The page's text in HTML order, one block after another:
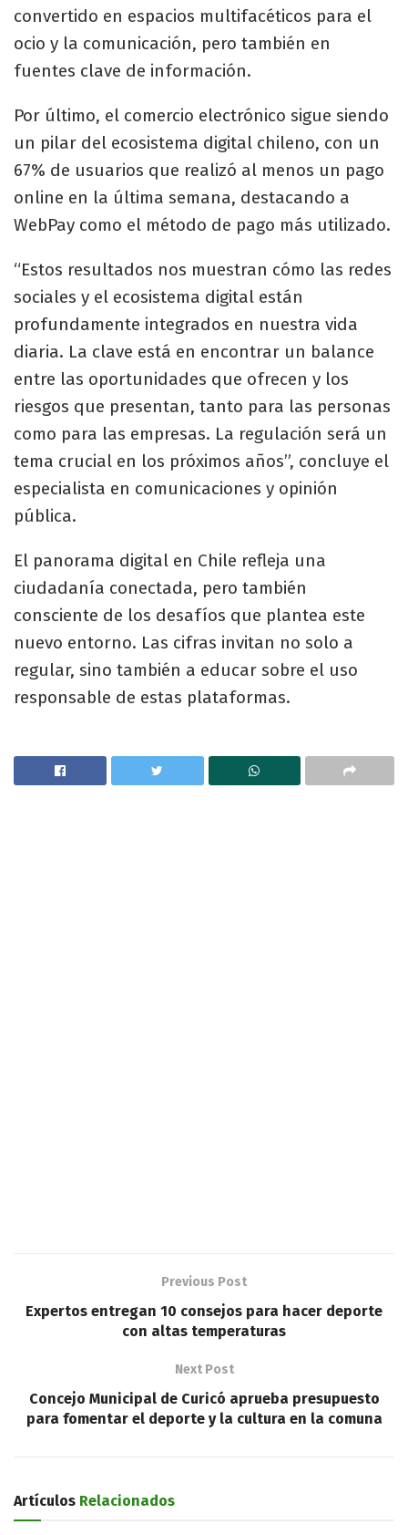
convertido en espacios multifacéticos para el
ocio y la comunicación, pero también en
fuentes clave de información.
Por último, el comercio electrónico sigue siendo
un pilar del ecosistema digital chileno, con un
67% de usuarios que realizó al menos un pago
online en la última semana, destacando a
WebPay como el método de pago más utilizado.
“Estos resultados nos muestran cómo las redes
sociales y el ecosistema digital están
profundamente integrados en nuestra vida
diaria. La clave está en encontrar un balance
entre las oportunidades que ofrecen y los
riesgos que presentan, tanto para las personas
como para las empresas. La regulación será un
tema crucial en los próximos años”, concluye el
especialista en comunicaciones y opinión
pública.
El panorama digital en Chile refleja una
ciudadanía conectada, pero también
consciente de los desafíos que plantea este
nuevo entorno. Las cifras invitan no solo a
regular, sino también a educar sobre el uso
responsable de estas plataformas.
Previous Post
Expertos entregan 10 consejos para hacer deporte
con altas temperaturas
Next Post
Concejo Municipal de Curicó aprueba presupuesto
para fomentar el deporte y la cultura en la comuna
Artículos Relacionados